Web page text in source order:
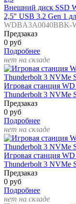
Внешний диск SSD
2,5" USB 3.2 Gen 1
WDBA3A0040BBK-
Предзаказ
0 руб
Подробнее
нет на складе
Игровая станция
Thunderbolt 3 NVMe
Предзаказ
0 руб
Подробнее
нет на складе
Игровая станция
Thunderbolt 3 NVMe
Предзаказ
0 руб
Подробнее
нет на складе